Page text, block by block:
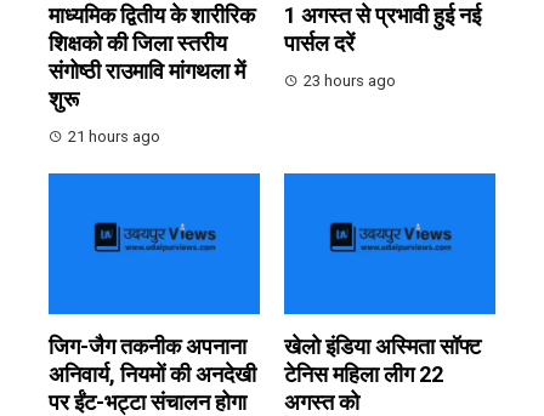
माध्यमिक द्वितीय के शारीरिक
शिक्षको की जिला स्तरीय
संगोष्ठी राउमावि मांगथला में
शुरू
21 hours ago
1 अगस्त से प्रभावी हुई नई
पार्सल दरें
23 hours ago
जिग-जैग तकनीक अपनाना
अनिवार्य, नियमों की अनदेखी
पर ईंट-भट्टा संचालन होगा
खेलो इंडिया अस्मिता सॉफ्ट
टेनिस महिला लीग 22
अगस्त को